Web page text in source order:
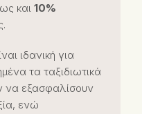
και10%
ιδανική για
τα ταξιδιωτικά
να εξασφαλίσουν
ενώ